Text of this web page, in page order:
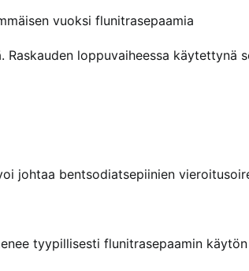
vuoksi flunitrasepaamia
loppuvaiheessa käytettynä
johtaa bentsodiatsepiinien
tyypillisesti flunitrasepaamin